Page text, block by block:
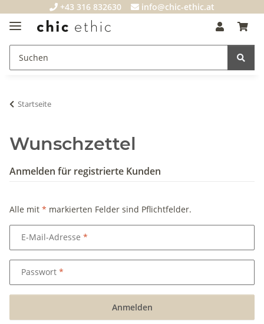
+43 316 832630 info@chic-ethic.at
Startseite
Wunschzettel
Anmelden für registrierte Kunden
Alle mit * markierten Felder sind Pflichtfelder.
E-Mail-Adresse
Passwort
Anmelden